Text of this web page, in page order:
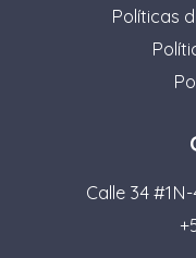
Políticas
Calle 34